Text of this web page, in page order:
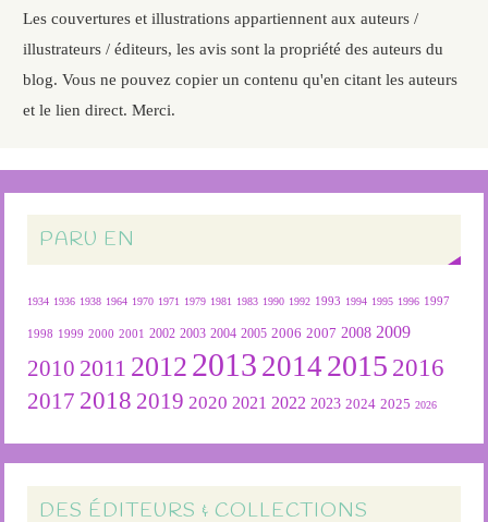
Les couvertures et illustrations appartiennent aux auteurs /
illustrateurs / éditeurs, les avis sont la propriété des auteurs du
blog. Vous ne pouvez copier un contenu qu'en citant les auteurs
et le lien direct. Merci.
PARU EN
1934 1936 1938 1964 1970 1971 1979 1981 1983 1990 1992 1993 1994 1995 1996 1997
1998 1999 2000 2001 2002 2003 2004 2005 2006 2007 2008 2009
2010 2011 2012 2013 2014 2015 2016
2017 2018 2019 2020 2021 2022 2023 2024 2025 2026
DES ÉDITEURS & COLLECTIONS